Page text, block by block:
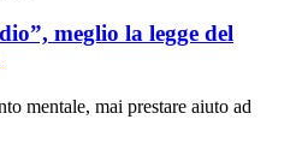
meglio la legge del
mentale, mai prestare aiuto ad